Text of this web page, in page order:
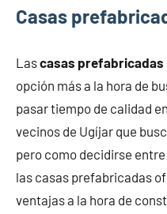
Casas
Lascasas prefabricadas
opción más a la hora de
pasar tiempo de calidad
vecinos de Ugíjar que
pero como decidirse
las casas prefabricadas
ventajas a la hora de